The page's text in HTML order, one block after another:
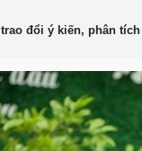
trao đổi ý kiến, phân